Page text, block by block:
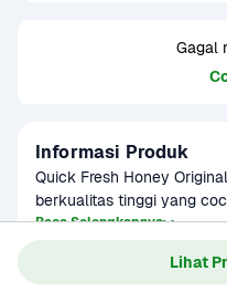
Lihat
Gagal
Informasi Produk
Quick Fresh Honey
berkualitas tinggi yang
sebagai bahan tambahan
minuman, kue, saus, dan
rasa dan aroma alami,
Baca Selengkapnya
Kategori
3-8